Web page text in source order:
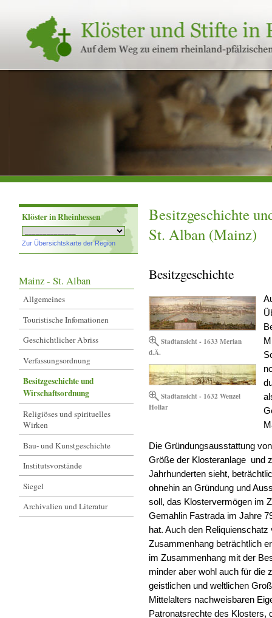
Klöster
und
Stifte
in
Rheinland-
Klöster in Rheinhessen
Zur Übersichtskarte der Region
Mainz - St. Alban
Allgemeines
Touristische Infomationen
Geschichtlicher Abriss
Verfassungsordnung
Besitzgeschichte und
Wirschaftsordnung
Religiöses und spirituelles
Wirken
Bau- und Kunstgeschichte
Institutsvorstände
Siegel
Archivalien und Literatur
Besitzgeschichte
St. Alban (Mainz)
Besitzgeschichte
Stadtansicht - 1633 Merian
d.Ä.
Stadtansicht - 1632 Wenzel
Hollar
Die Gründungsausstattung
Größe der Klosteranlage und
Jahrhunderten sieht,
ohnehin an Gründung und
soll, das Klostervermögen im
Gemahlin Fastrada im Jahre
hat. Auch den
Zusammenhang beträchtlich
im Zusammenhang mit der
minder aber wohl auch für die
geistlichen und weltlichen
Mittelalters nachweisbaren
Patronatsrechte des Klosters,